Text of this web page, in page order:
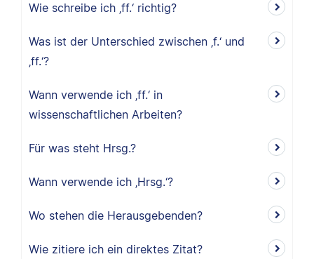
Wie schreibe ich ‚ff.‘ richtig?
Was ist der Unterschied zwischen ‚f.‘ und
‚ff.‘?
Wann verwende ich ‚ff.‘ in
wissenschaftlichen Arbeiten?
Für was steht Hrsg.?
Wann verwende ich ‚Hrsg.‘?
Wo stehen die Herausgebenden?
Wie zitiere ich ein direktes Zitat?